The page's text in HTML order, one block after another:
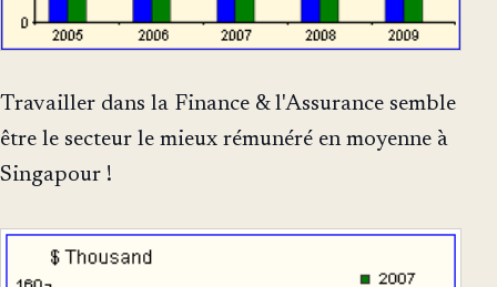
Travailler dans la Finance & l'Assurance semble
être le secteur le mieux rémunéré en moyenne à
Singapour !